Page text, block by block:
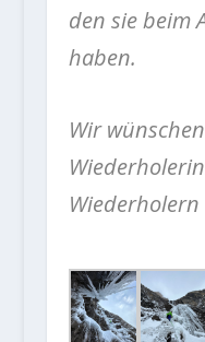
den sie beim
haben.
Wir